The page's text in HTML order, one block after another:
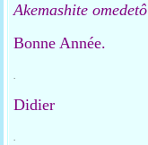
Akemashite omedetô
Bonne Année.
.
Didier
.